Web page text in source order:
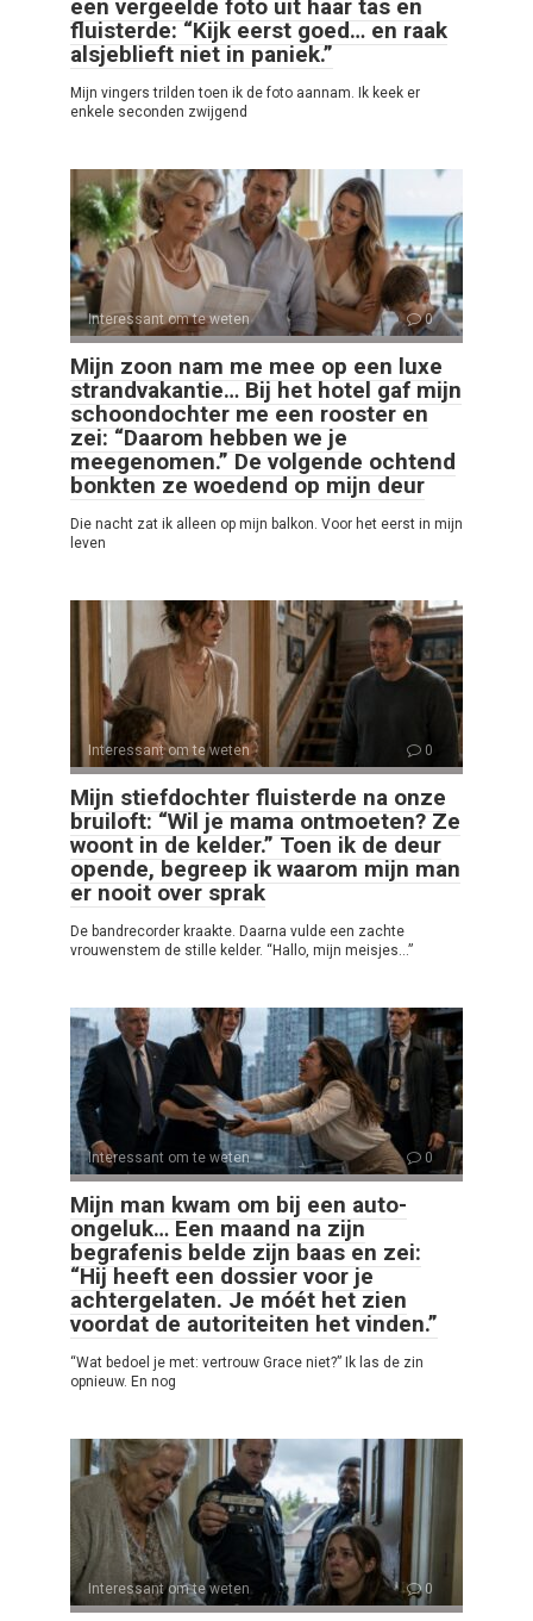
een vergeelde foto uit haar tas en
fluisterde: “Kijk eerst goed… en raak
alsjeblieft niet in paniek.”
Mijn vingers trilden toen ik de foto aannam. Ik keek er
enkele seconden zwijgend
Interessant om te weten 0
Mijn zoon nam me mee op een luxe
strandvakantie… Bij het hotel gaf mijn
schoondochter me een rooster en
zei: “Daarom hebben we je
meegenomen.” De volgende ochtend
bonkten ze woedend op mijn deur
Die nacht zat ik alleen op mijn balkon. Voor het eerst in mijn
leven
Interessant om te weten 0
Mijn stiefdochter fluisterde na onze
bruiloft: “Wil je mama ontmoeten? Ze
woont in de kelder.” Toen ik de deur
opende, begreep ik waarom mijn man
er nooit over sprak
De bandrecorder kraakte. Daarna vulde een zachte
vrouwenstem de stille kelder. “Hallo, mijn meisjes…”
Interessant om te weten 0
Mijn man kwam om bij een auto-
ongeluk… Een maand na zijn
begrafenis belde zijn baas en zei:
“Hij heeft een dossier voor je
achtergelaten. Je móét het zien
voordat de autoriteiten het vinden.”
“Wat bedoel je met: vertrouw Grace niet?” Ik las de zin
opnieuw. En nog
Interessant om te weten 0